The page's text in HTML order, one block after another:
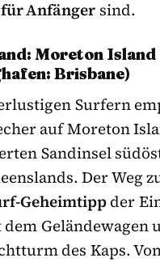
für Anfänger sind.
Moreton Island
Brisbane)
Surfern
auf Moreton
Sandinsel
Der Weg
Geheimtippder
Geländewagen
des Kaps.